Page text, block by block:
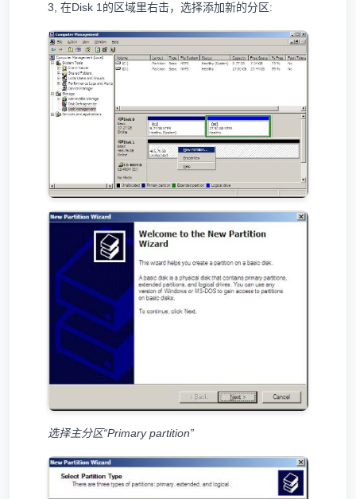
3, 在Disk 1的区域里右击，选择添加新的分区:
选择主分区“Primary partition”